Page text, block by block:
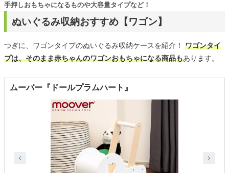
ぬいぐるみ収納おすすめ【ワゴン】
手押しおもちゃになるものや大容量タイプなど！
つぎに、ワゴンタイプのぬいぐるみ収納ケースを紹介！ ワゴンタイ
プは、そのまま赤ちゃんのワゴンおもちゃになる商品もあります。
ムーバー『ドールプラムハート』